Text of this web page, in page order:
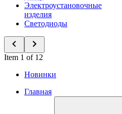
Электроустановочные
изделия
Светодиоды
Item 1 of 12
Новинки
Главная